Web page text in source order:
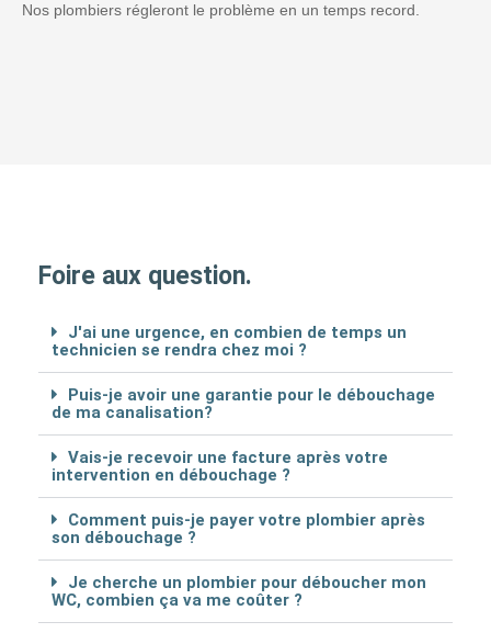
Nos plombiers régleront le problème en un temps record.
Foire aux question.
J'ai une urgence, en combien de temps un
technicien se rendra chez moi ?
Puis-je avoir une garantie pour le débouchage
de ma canalisation?
Vais-je recevoir une facture après votre
intervention en débouchage ?
Comment puis-je payer votre plombier après
son débouchage ?
Je cherche un plombier pour déboucher mon
WC, combien ça va me coûter ?